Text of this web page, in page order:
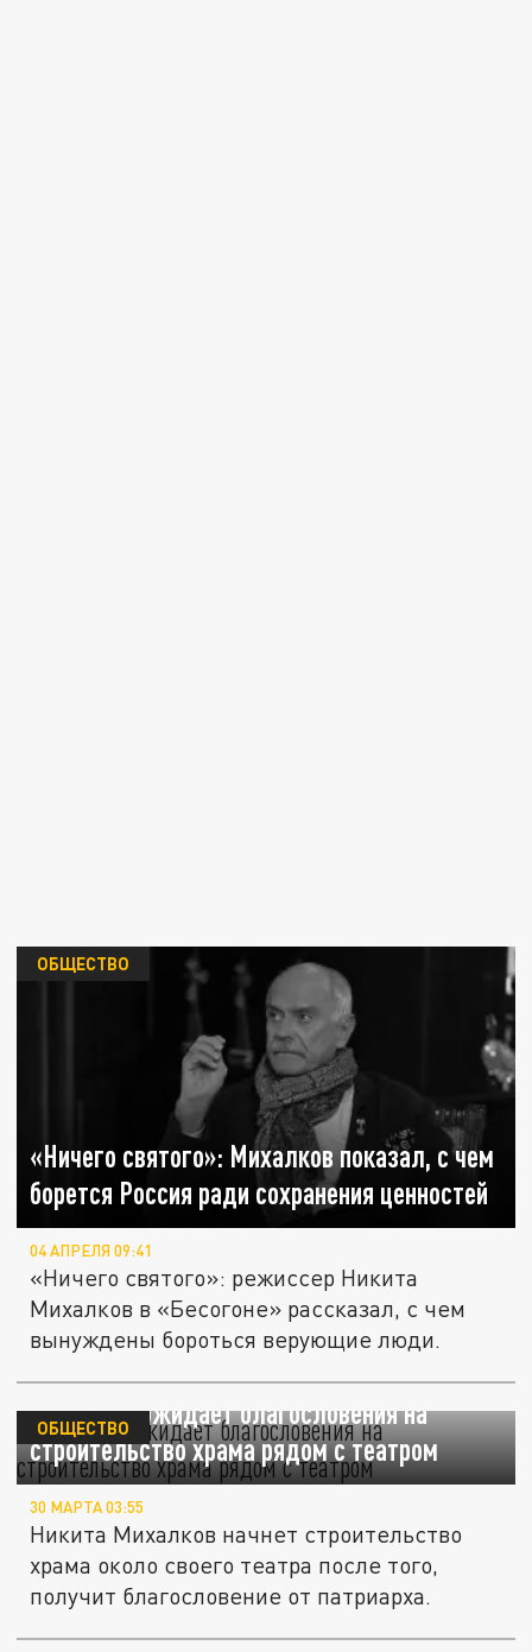
«Ничего святого»: Михалков показал, с чем
борется Россия ради сохранения ценностей
ОБЩЕСТВО
04 АПРЕЛЯ 09:41
«Ничего святого»: режиссер Никита
Михалков в «Бесогоне» рассказал, с чем
вынуждены бороться верующие люди.
Михалков ожидает благословения на
строительство храма рядом с театром
ОБЩЕСТВО
30 МАРТА 03:55
Никита Михалков начнет строительство
храма около своего театра после того,
получит благословение от патриарха.